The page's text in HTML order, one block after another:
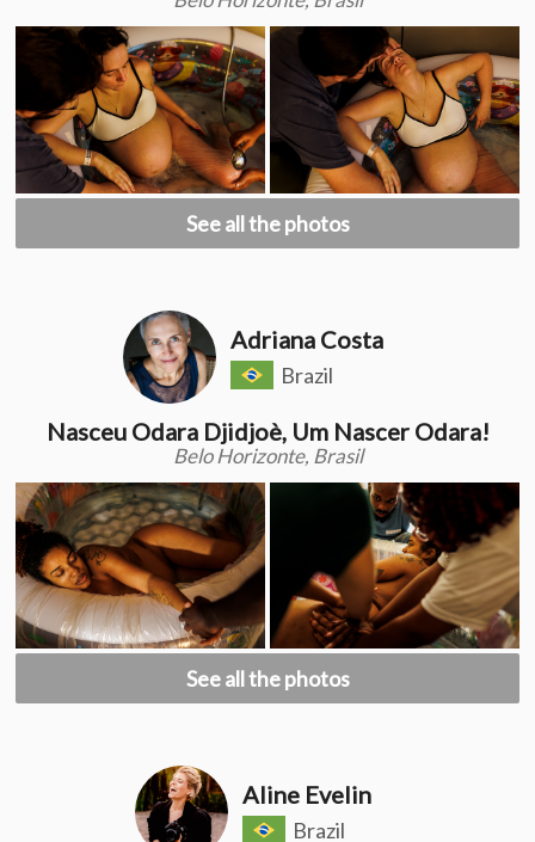
See all the photos
Adriana Costa
Brazil
Nasceu Odara Djidjoè, Um Nascer Odara!
Belo Horizonte, Brasil
See all the photos
Aline Evelin
Brazil